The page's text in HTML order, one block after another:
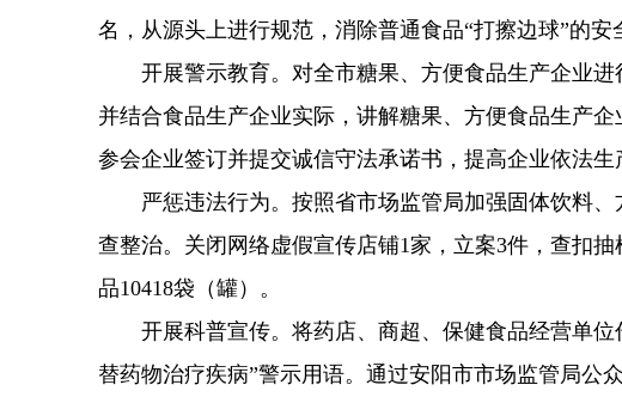
名，从源头上进行规范，消除普通食品“打擦边球”的安
开展警示教育。对全市糖果、方便食品生产企业进
并结合食品生产企业实际，讲解糖果、方便食品生产
参会企业签订并提交诚信守法承诺书，提高企业依法生
严惩违法行为。按照省市场监管局加强固体饮料、
查整治。关闭网络虚假宣传店铺1家，立案3件，查扣
品10418袋（罐）。
开展科普宣传。将药店、商超、保健食品经营单位
替药物治疗疾病”警示用语。通过安阳市市场监管局公